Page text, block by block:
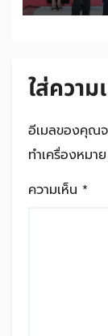
ที่แข็งแ
ใส่ความ
อีเมลของคุณจ
ทำเครื่องหมาย
ความเห็น *